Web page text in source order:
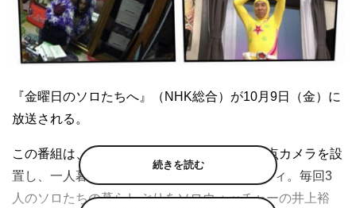
『金曜日のソロたちへ』（NHK総合）が10月9日（金）に
放送される。
この番組は、一人暮らし（ソロ）の部屋に定点カメラを設
置し、一人暮らしの“リアル”を楽しむバラエティ。毎回3
人のソロたちの暮らしぶりをソロウォッチャーの井上裕
続きを読む